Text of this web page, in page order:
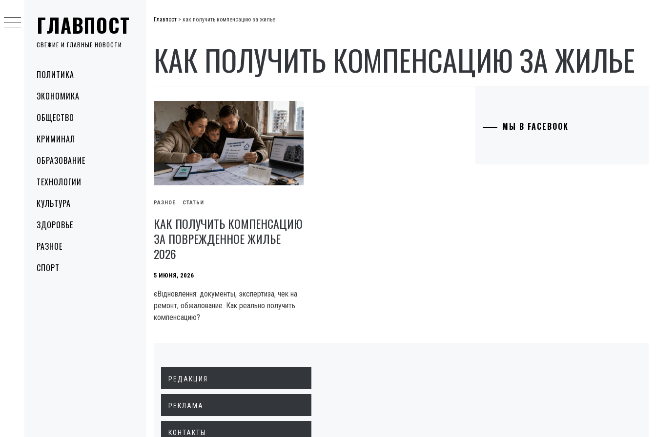
ГЛАВПОСТ
СВЕЖИЕ И ГЛАВНЫЕ НОВОСТИ
MenuПОЛИТИКА
ЭКОНОМИКА
ОБЩЕСТВО
КРИМИНАЛ
ОБРАЗОВАНИЕ
ТЕХНОЛОГИИ
КУЛЬТУРА
ЗДОРОВЬЕ
РАЗНОЕ
СПОРТ
to
content
Главпост > как получить компенсацию за жилье
КАК ПОЛУЧИТЬ КОМПЕНСАЦИЮ ЗА ЖИЛЬЕ
РАЗНОЕ СТАТЬИ
КАК ПОЛУЧИТЬ КОМПЕНСАЦИЮ
ЗА ПОВРЕЖДЕННОЕ ЖИЛЬЕ
2026
5 ИЮНЯ, 2026
єВідновлення: документы, экспертиза, чек на
ремонт, обжалование. Как реально получить
компенсацию?
МЫ В FACEBOOK
РЕДАКЦИЯ
РЕКЛАМА
КОНТАКТЫ